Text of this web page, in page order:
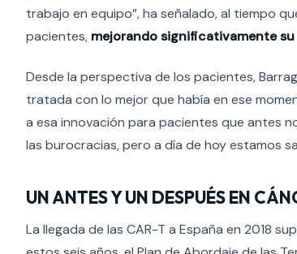
trabajo en equipo”, ha señalado, al tiempo
pacientes, mejorando significativamente su
Desde la perspectiva de los pacientes,
tratada con lo mejor que había en ese
a esa innovación para pacientes que antes
las burocracias, pero a día de hoy estamos
UN ANTES Y UN DESPUÉS EN
La llegada de las CAR-T a España en 2018